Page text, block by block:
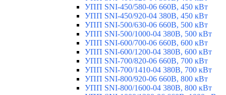
УПП SNI-450/580-06 660В, 450 кВт
УПП SNI-450/920-04 380В, 450 кВт
УПП SNI-500/630-06 660В, 500 кВт
УПП SNI-500/1000-04 380В, 500 кВт
УПП SNI-600/700-06 660В, 600 кВт
УПП SNI-600/1200-04 380В, 600 кВт
УПП SNI-700/820-06 660В, 700 кВт
УПП SNI-700/1410-04 380В, 700 кВт
УПП SNI-800/920-06 660В, 800 кВт
УПП SNI-800/1600-04 380В, 800 кВт